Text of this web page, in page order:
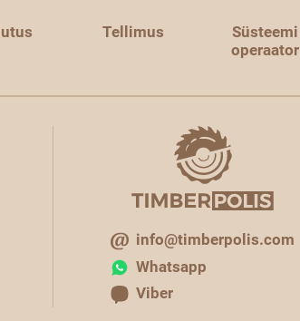
Tellimus
Süsteemi
operaator
info@timberpolis.com
Whatsapp
Viber